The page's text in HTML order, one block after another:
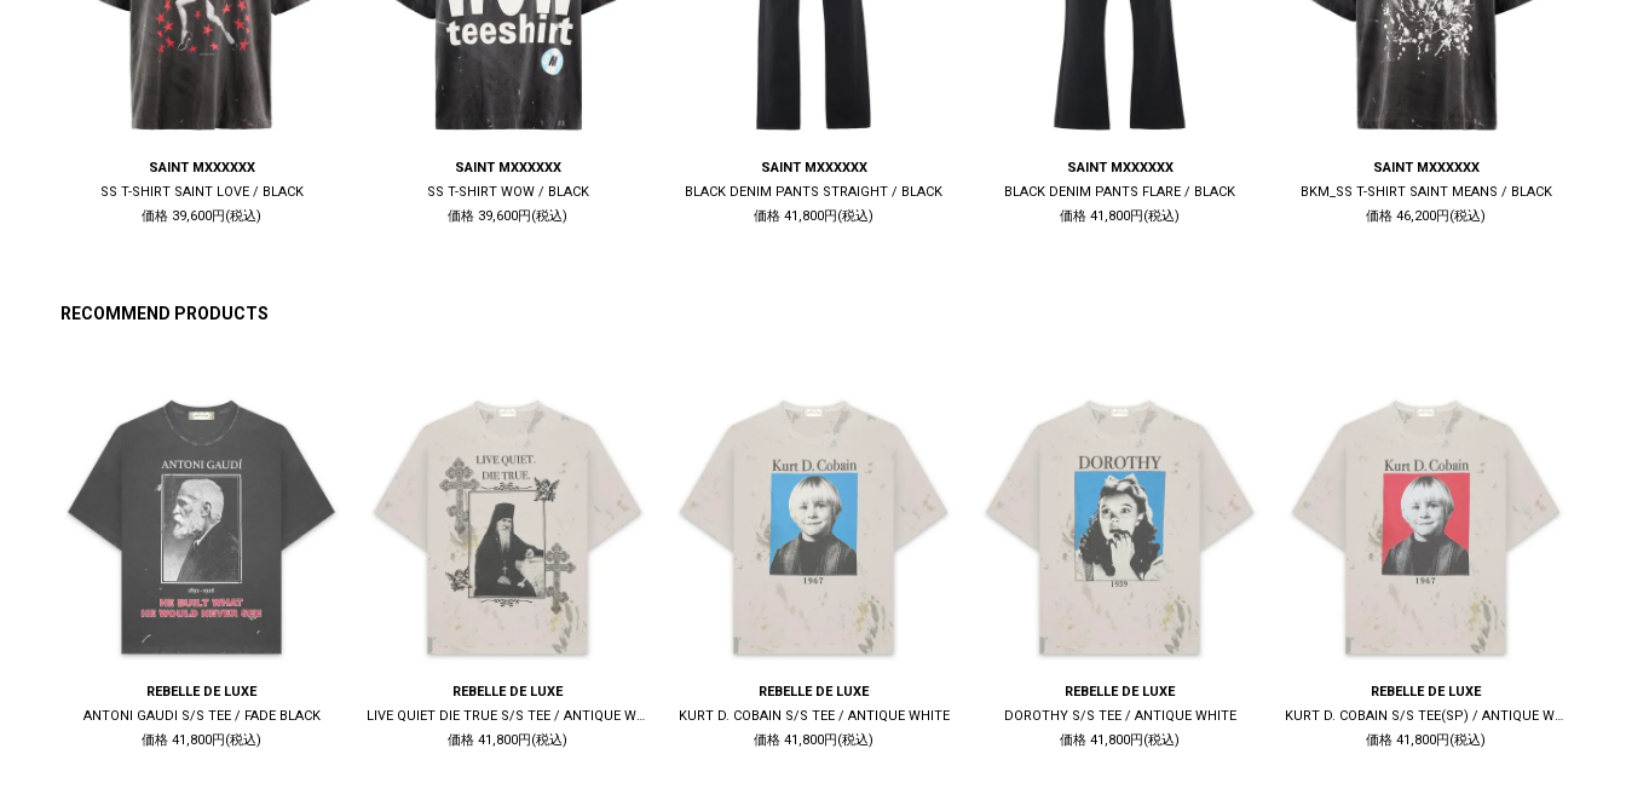
SAINT MXXXXXX
SS T-SHIRT SAINT LOVE / BLACK
価格 39,600円(税込)
SAINT MXXXXXX
SS T-SHIRT WOW / BLACK
価格 39,600円(税込)
SAINT MXXXXXX
BLACK DENIM PANTS STRAIGHT / BLACK
価格 41,800円(税込)
SAINT MXXXXXX
BLACK DENIM PANTS FLARE / BLACK
価格 41,800円(税込)
SAINT MXXXXXX
BKM_SS T-SHIRT SAINT MEANS / BLACK
価格 46,200円(税込)
RECOMMEND PRODUCTS
REBELLE DE LUXE
ANTONI GAUDI S/S TEE / FADE BLACK
価格 41,800円(税込)
REBELLE DE LUXE
LIVE QUIET DIE TRUE S/S TEE / ANTIQUE WHITE
価格 41,800円(税込)
REBELLE DE LUXE
KURT D. COBAIN S/S TEE / ANTIQUE WHITE
価格 41,800円(税込)
REBELLE DE LUXE
DOROTHY S/S TEE / ANTIQUE WHITE
価格 41,800円(税込)
REBELLE DE LUXE
KURT D. COBAIN S/S TEE(SP) / ANTIQUE WHITE
価格 41,800円(税込)